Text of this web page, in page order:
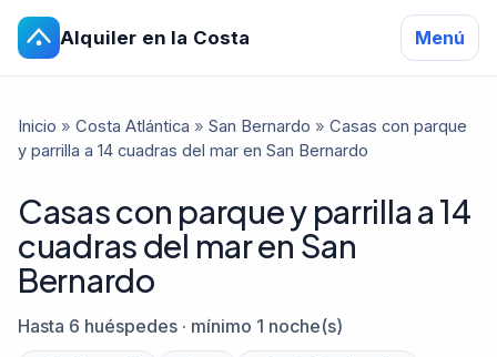
Alquiler en la Costa Menú
Inicio » Costa Atlántica » San Bernardo » Casas con parque
y parrilla a 14 cuadras del mar en San Bernardo
Casas con parque y parrilla a 14
cuadras del mar en San
Bernardo
Hasta 6 huéspedes · mínimo 1 noche(s)